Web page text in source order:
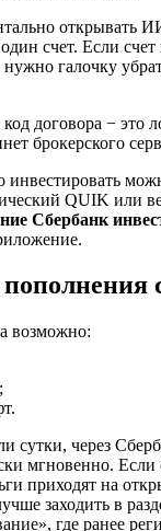
открывать
счет. Если
галочку
договора − это
брокерского
QUIK или
Сбербанк
возможно:
сутки, через
мгновенно. Если
приходят на
заходить в
где ранее